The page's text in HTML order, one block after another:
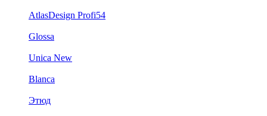
AtlasDesign Profi54
Glossa
Unica New
Blanca
Этюд